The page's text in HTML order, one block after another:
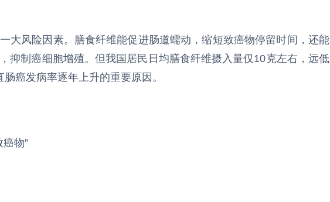
大风险因素。膳食纤维能促进肠道蠕动，缩短致癌物停留时间，还能
抑制癌细胞增殖。但我国居民日均膳食纤维摄入量仅10克左右，远低
癌发病率逐年上升的重要原因。
物”